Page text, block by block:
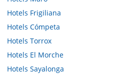
Hotels Frigiliana
Hotels Cómpeta
Hotels Torrox
Hotels El Morche
Hotels Sayalonga